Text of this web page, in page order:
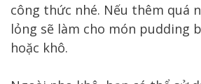
công thức nhé. Nếu thêm quá
lỏng sẽ làm cho món pudding
hoặc khô.